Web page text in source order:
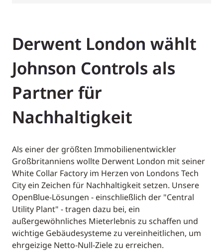
Derwent London wählt
Johnson Controls als
Partner für
Nachhaltigkeit
Als einer der größten Immobilienentwickler
Großbritanniens wollte Derwent London mit seiner
White Collar Factory im Herzen von Londons Tech
City ein Zeichen für Nachhaltigkeit setzen. Unsere
OpenBlue-Lösungen - einschließlich der "Central
Utility Plant" - tragen dazu bei, ein
außergewöhnliches Mieterlebnis zu schaffen und
wichtige Gebäudesysteme zu vereinheitlichen, um
ehrgeizige Netto-Null-Ziele zu erreichen.